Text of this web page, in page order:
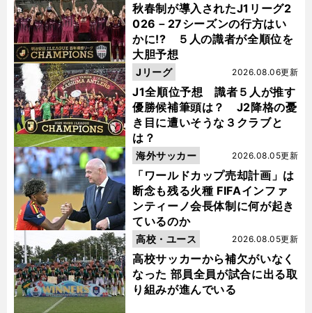
秋春制が導入されたJ1リーグ2
026－27シーズンの行方はい
かに!? ５人の識者が全順位を
大胆予想
J1全順位予想 識者５人が推す
優勝候補筆頭は？ J2降格の憂
き目に遭いそうな３クラブと
は？
2026.08.06更新
Jリーグ
「ワールドカップ売却計画」は
断念も残る火種 FIFAインファ
ンティーノ会長体制に何が起き
ているのか
2026.08.05更新
海外サッカー
高校サッカーから補欠がいなく
なった 部員全員が試合に出る取
り組みが進んでいる
2026.08.05更新
高校・ユース